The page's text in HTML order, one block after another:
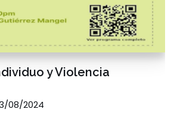
y Violencia
08/2024